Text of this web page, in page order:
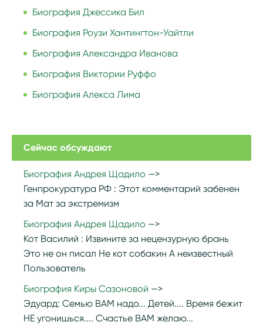
Биография Джессика Бил
Биография Роузи Хантингтон-Уайтли
Биография Александра Иванова
Биография Виктории Руффо
Биография Алекса Лима
Сейчас обсуждают
Биография Андрея Щадило
Генпрокуратура РФ : Этот комментарий забенен
за Мат за экстремизм
Биография Андрея Щадило
Кот Василий : Извините за нецензурную брань
Это не он писал Не кот собакин А неизвестный
Пользователь
Биография Киры Сазоновой
Эдуард: Семью ВАМ надо... Детей.... Время бежит
НЕ угонишься.... Счастье ВАМ желаю...